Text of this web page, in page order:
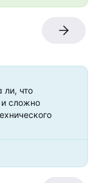
что
сложно